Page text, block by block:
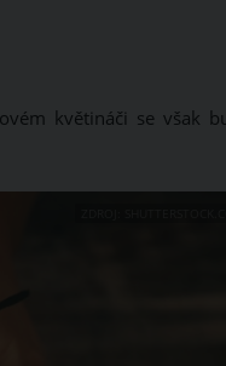
květináči se však